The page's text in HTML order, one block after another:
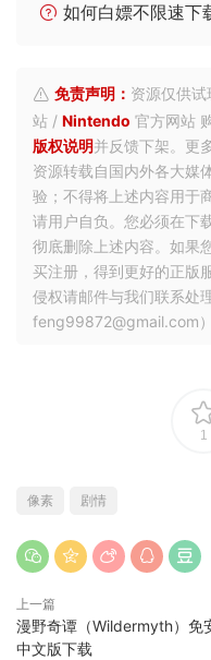
如何白嫖不限速下
免责声明： 资源仅供
站 / Nintendo 官方网站
版权说明并反馈下架。更
资源转载自国内外各大媒
验；不得将上述内容用于
请用户自负。您必须在下
彻底删除上述内容。如果
买注册，得到更好的正版
侵权请邮件与我们联系处
feng99872@gmail.com）
1
像素 剧情
上一篇
漫野奇谭（Wildermyth）免
中文版下载